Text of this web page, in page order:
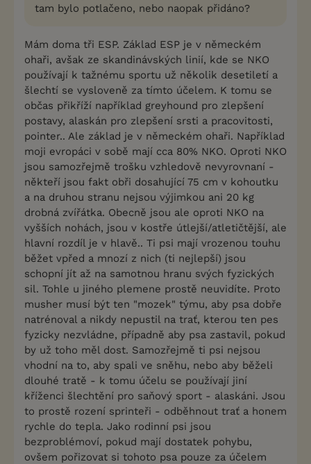
tam bylo potlačeno, nebo naopak přidáno?
Mám doma tři ESP. Základ ESP je v německém
ohaři, avšak ze skandinávských linií, kde se NKO
používají k tažnému sportu už několik desetiletí a
šlechtí se vysloveně za tímto účelem. K tomu se
občas přikříží například greyhound pro zlepšení
postavy, alaskán pro zlepšení srsti a pracovitosti,
pointer.. Ale základ je v německém ohaři. Například
moji evropáci v sobě mají cca 80% NKO. Oproti NKO
jsou samozřejmě trošku vzhledově nevyrovnaní -
někteří jsou fakt obři dosahující 75 cm v kohoutku
a na druhou stranu nejsou výjimkou ani 20 kg
drobná zvířátka. Obecně jsou ale oproti NKO na
vyšších nohách, jsou v kostře útlejší/atletičtější, ale
hlavní rozdíl je v hlavě.. Ti psi mají vrozenou touhu
běžet vpřed a mnozí z nich (ti nejlepší) jsou
schopní jít až na samotnou hranu svých fyzických
sil. Tohle u jiného plemene prostě neuvidíte. Proto
musher musí být ten "mozek" týmu, aby psa dobře
natrénoval a nikdy nepustil na trať, kterou ten pes
fyzicky nezvládne, případně aby psa zastavil, pokud
by už toho měl dost. Samozřejmě ti psi nejsou
vhodní na to, aby spali ve sněhu, nebo aby běželi
dlouhé tratě - k tomu účelu se používají jiní
kříženci šlechtění pro saňový sport - alaskáni. Jsou
to prostě rození sprinteři - odběhnout trať a honem
rychle do tepla. Jako rodinní psi jsou
bezproblémoví, pokud mají dostatek pohybu,
ovšem pořizovat si tohoto psa pouze za účelem